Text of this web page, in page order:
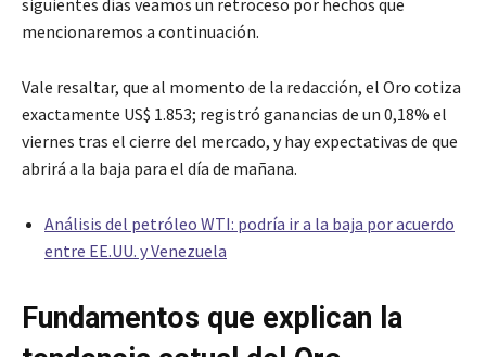
mencionaremos a continuación.
Vale resaltar, que al momento de la redacción, el Oro cotiza
exactamente US$ 1.853; registró ganancias de un 0,18% el
viernes tras el cierre del mercado, y hay expectativas de que
abrirá a la baja para el día de mañana.
Análisis del petróleo WTI: podría ir a la baja por acuerdo
entre EE.UU. y Venezuela
Fundamentos que explican la